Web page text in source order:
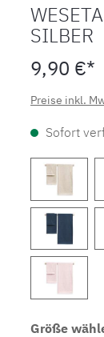
SILBER
9,90 €*
Preise inkl.
Sofort
Größe